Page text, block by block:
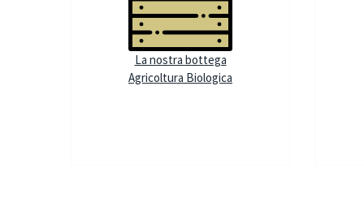
La nostra bottega
Agricoltura Biologica